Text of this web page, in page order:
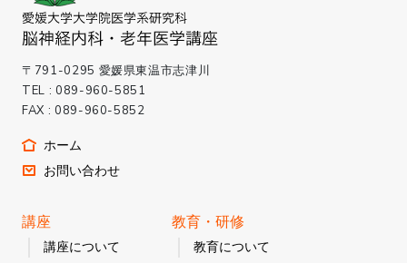
〒791-0295 愛媛県東温市志津川
TEL : 089-960-5851
FAX : 089-960-5852
ホーム
お問い合わせ
講座
講座について
教育・研修
教育について